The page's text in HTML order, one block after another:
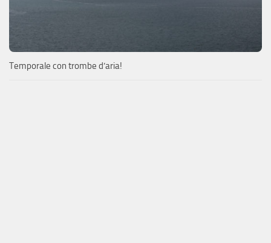
Temporale con trombe d’aria!